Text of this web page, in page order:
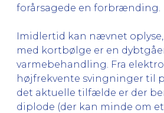
forårsagede en forbrænding.
Imidlertid kan nævnet
med kortbølge er en
varmebehandling. Fra
højfrekvente svingninger til
det aktuelle tilfælde er der
diplode (der kan minde om